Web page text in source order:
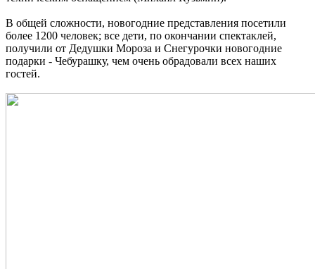
В общей сложности, новогодние представления посетили
более 1200 человек; все дети, по окончании спектаклей,
получили от Дедушки Мороза и Снегурочки новогодние
подарки - Чебурашку, чем очень обрадовали всех наших
гостей.